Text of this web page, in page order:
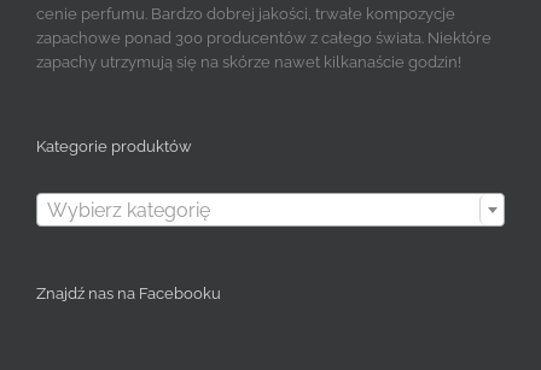
cenie perfumu. Bardzo dobrej jakości, trwałe kompozycje
zapachowe ponad 300 producentów z całego świata. Niektóre
zapachy utrzymują się na skórze nawet kilkanaście godzin!
Kategorie produktów
Wybierz kategorię
Znajdź nas na Facebooku